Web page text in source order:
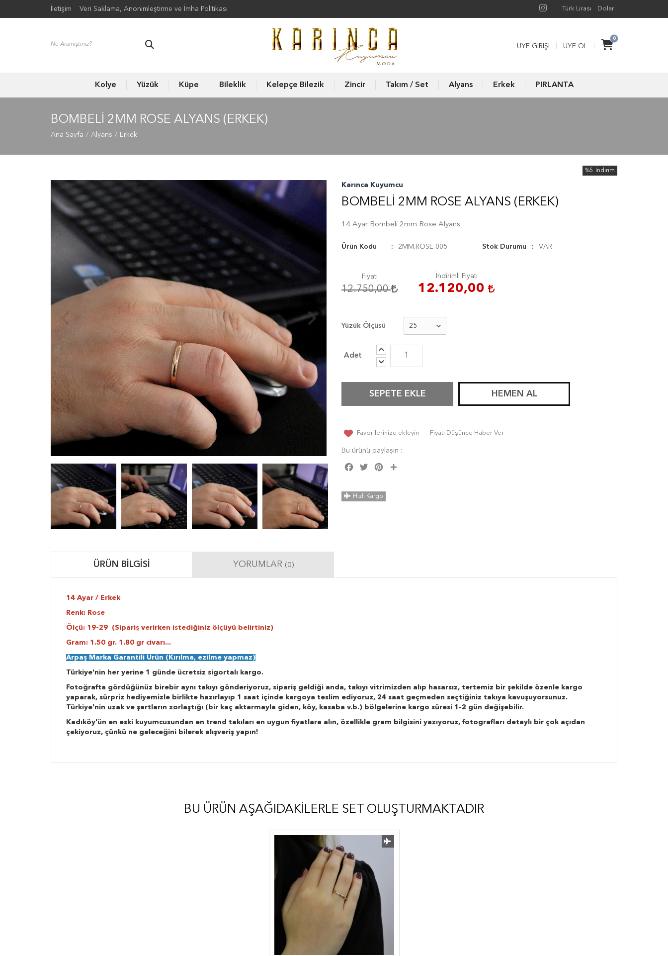
İletişim Veri Saklama, Anonimleştirme ve İmha Politikası Türk Lirası Dolar
0
ÜYE GIRIŞI ÜYE OL
Kolye Yüzük Küpe Bileklik Kelepçe Bilezik Zincir Takım / Set Alyans Erkek PIRLANTA
BOMBELI 2MM ROSE ALYANS (ERKEK)
Ana Sayfa Alyans Erkek
Karınca Kuyumcu
BOMBELI 2MM ROSE ALYANS (ERKEK)
14 Ayar Bombeli 2mm Rose Alyans
Ürün Kodu 2MM.ROSE-005 Stok Durumu VAR
Fiyatı
12.750,00
İndirimli Fiyatı
12.120,00
%5 İndirim
Yüzük Ölçüsü
SEPETE EKLE HEMEN AL
Favorilerinize ekleyin Fiyatı Düşünce Haber Ver
Bu ürünü paylaşın :
Facebook
Twitter Pinterest
Hızlı Kargo
ÜRÜN BILGISI YORUMLAR (0)
14 Ayar / Erkek
Renk: Rose
Ölçü: 19-29 (Sipariş verirken istediğiniz ölçüyü belirtiniz)
Gram: 1.50 gr. 1.80 gr civarı...
Arpaş Marka Garantili Ürün (Kırılma, ezilme yapmaz)
Türkiye'nin her yerine 1 günde ücretsiz sigortalı kargo.
Fotoğrafta gördüğünüz birebir aynı takıyı gönderiyoruz, sipariş geldiği anda, takıyı vitrimizden alıp hasarsız, tertemiz bir şekilde özenle kargo
yaparak, sürpriz hediyemizle birlikte hazırlayıp 1 saat içinde kargoya teslim ediyoruz, 24 saat geçmeden seçtiğiniz takıya kavuşuyorsunuz.
Türkiye'nin uzak ve şartların zorlaştığı (bir kaç aktarmayla giden, köy, kasaba v.b.) bölgelerine kargo süresi 1-2 gün değişebilir.
Kadıköy'ün en eski kuyumcusundan en trend takıları en uygun fiyatlara alın, özellikle gram bilgisini yazıyoruz, fotografları detaylı bir çok açıdan
çekiyoruz, çünkü ne geleceğini bilerek alışveriş yapın!
BU ÜRÜN AŞAĞIDAKILERLE SET OLUŞTURMAKTADIR